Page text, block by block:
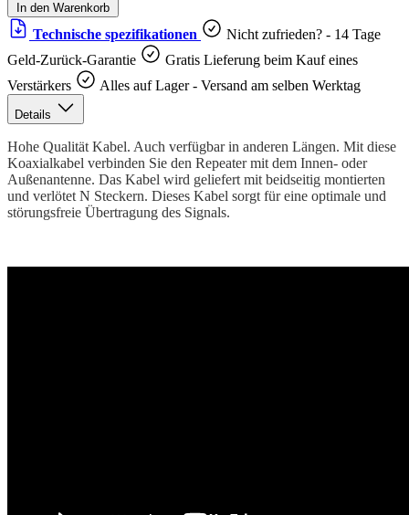
In den Warenkorb
Technische spezifikationen
Nicht zufrieden? - 14 Tage
Geld-Zurück-Garantie
Gratis Lieferung beim Kauf eines
Verstärkers
Alles auf Lager - Versand am selben Werktag
Details
Hohe Qualität Kabel. Auch verfügbar in anderen Längen. Mit diese
Koaxialkabel verbinden Sie den Repeater mit dem Innen- oder
Außenantenne. Das Kabel wird geliefert mit beidseitig montierten
und verlötet N Steckern. Dieses Kabel sorgt für eine optimale und
störungsfreie Übertragung des Signals.